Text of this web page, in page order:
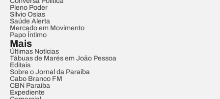
Pleno Poder
Sílvio Osias
Saúde Alerta
Mercado em Movimento
Papo Íntimo
Mais
Últimas Notícias
Tábuas de Marés em João Pessoa
Editais
Sobre o Jornal da Paraíba
Cabo Branco FM
CBN Paraíba
Expediente